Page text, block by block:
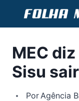
Conteúdo
MEC
Sisu
PorAgência